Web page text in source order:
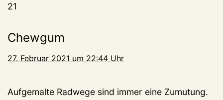
21
Chewgum
27. Februar 2021 um 22:44 Uhr
Aufgemalte Radwege sind immer eine Zumutung.